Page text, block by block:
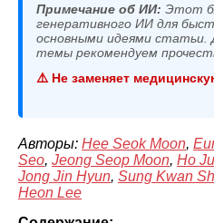
Примечание об ИИ: Этот
генеративного ИИ для
основными идеями статьи.
темы рекомендуем
⚠️ Не заменяет
Авторы: Hee Seok Moon,
Seo, Jeong Seop Moon, Ho
Jong Jin Hyun, Sung Kwan
Heon Lee